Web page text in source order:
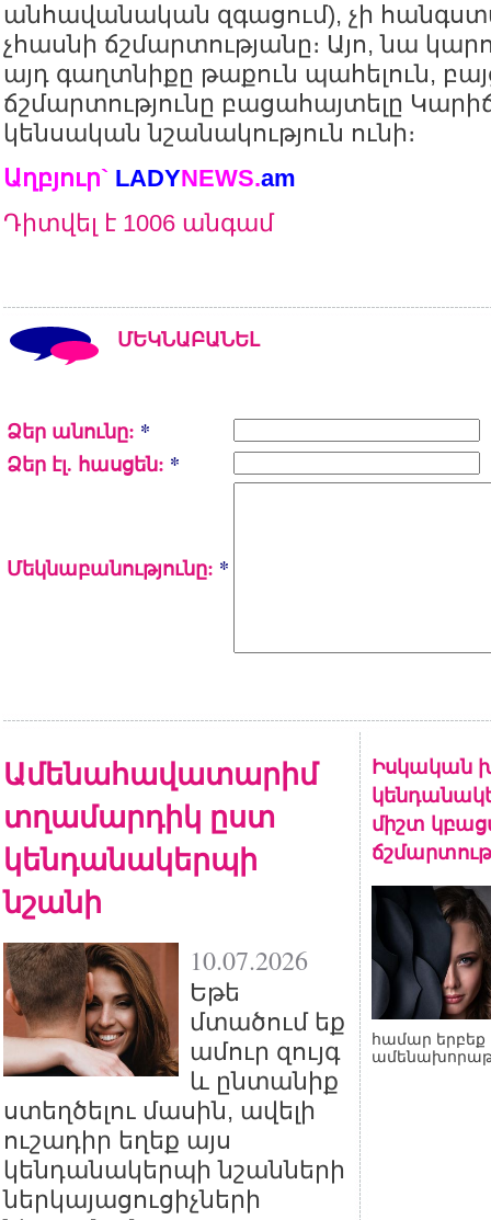
անհավանական զգացում), չի
չհասնի ճշմարտությանը։ Այո, նա
այդ գաղտնիքը թաքուն պահելուն,
ճշմարտությունը բացահայտելը
կենսական նշանակություն ունի։
Աղբյուր` LADYNEWS.am
Դիտվել է 1006 անգամ
ՄԵԿՆԱԲԱՆԵԼ
Ձեր անունը: *
Ձեր էլ. հասցեն: *
Մեկնաբանությունը: *
Ամենահավատարիմ
տղամարդիկ ըստ
կենդանակերպի
նշանի
10.07.2026
Եթե
մտածում եք
ամուր զույգ
և ընտանիք
ստեղծելու մասին, ավելի
ուշադիր եղեք այս
կենդանակերպի նշանների
ներկայացուցիչների
Իսկական
միշտ
համար երբեք